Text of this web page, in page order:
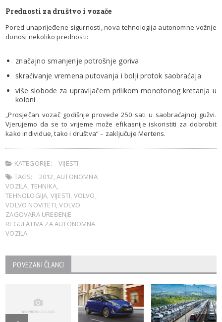
Prednosti za društvo i vozače
Pored unaprijeđene sigurnosti, nova tehnologija autonomne vožnje
donosi nekoliko prednosti:
značajno smanjenje potrošnje goriva
skraćivanje vremena putovanja i bolji protok saobraćaja
više slobode za upravljačem prilikom monotonog kretanja u
koloni
„Prosječan vozač godišnje provede 250 sati u saobraćajnoj gužvi.
Vjerujemo da se to vrijeme može efikasnije iskoristiti za dobrobit
kako individue, tako i društva“ – zaključuje Mertens.
KATEGORIJE:
VIJESTI
TAGS:
2012,AUTONOMNA
VOZILA, TEHNIKA,
TEHNOLOGIJA, VIJESTI, VOLVO,
VOLVO NOVITETI,VOLVO
ZAGOVARA UREĐENJE
REGULATIVA ZA AUTONOMNA
VOZILA
POVEZANI ČLANCI